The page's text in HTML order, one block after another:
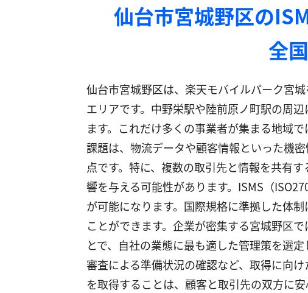
仙台市宮城野区の
全
仙台市宮城野区は、楽天モバイルパーク宮
エリアです。中野栄駅や陸前原ノ町駅の周
ます。これだけ多くの事業者が集まる地域
課題は、物流データや顧客情報といった機
点です。特に、複数の取引先と情報を共有
響を与える可能性があります。ISMS（
が可能になります。国際規格に準拠した体
ことができます。企業が密集する宮城野区
とで、自社の業態に最も適した管理策を選
審査による準備状況の確認など、取得に向
を取得することは、顧客と取引先の双方に